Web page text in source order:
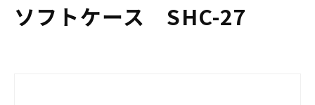
ソフトケース SHC-27